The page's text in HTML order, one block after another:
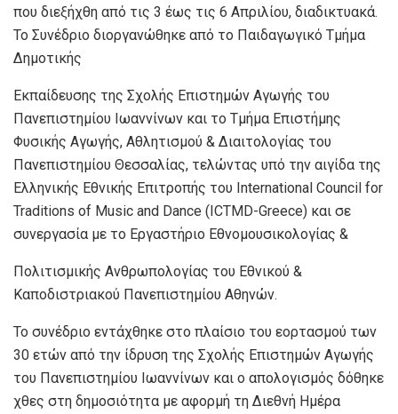
που διεξήχθη από τις 3 έως τις 6 Απριλίου, διαδικτυακά.
Το Συνέδριο διοργανώθηκε από το Παιδαγωγικό Τμήμα
Δημοτικής
Εκπαίδευσης της Σχολής Επιστημών Αγωγής του
Πανεπιστημίου Ιωαννίνων και το Τμήμα Επιστήμης
Φυσικής Αγωγής, Αθλητισμού & Διαιτολογίας του
Πανεπιστημίου Θεσσαλίας, τελώντας υπό την αιγίδα της
Ελληνικής Εθνικής Επιτροπής του International Council for
Traditions of Music and Dance (ICTMD-Greece) και σε
συνεργασία με το Εργαστήριο Εθνομουσικολογίας &
Πολιτισμικής Ανθρωπολογίας του Εθνικού &
Καποδιστριακού Πανεπιστημίου Αθηνών.
Το συνέδριο εντάχθηκε στο πλαίσιο του εορτασμού των
30 ετών από την ίδρυση της Σχολής Επιστημών Αγωγής
του Πανεπιστημίου Ιωαννίνων και ο απολογισμός δόθηκε
χθες στη δημοσιότητα με αφορμή τη Διεθνή Ημέρα